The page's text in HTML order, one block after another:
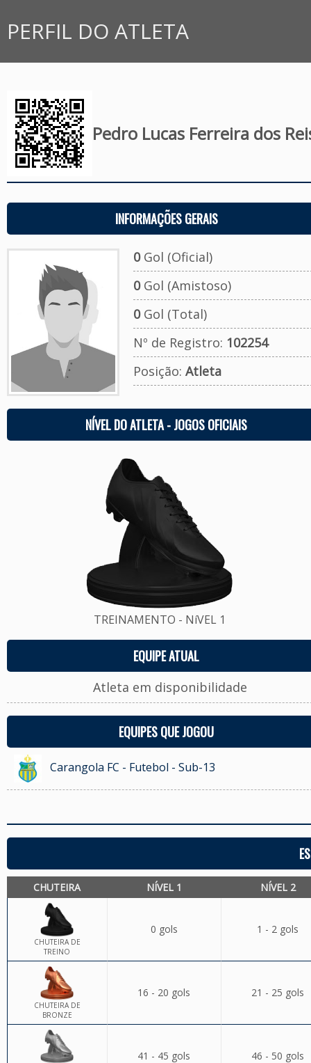
PERFIL DO ATLETA
Pedro Lucas Ferreira dos
INFORMAÇÕES GERAIS
0Gol (Oficial)
0Gol (Amistoso)
0Gol (Total)
Nº de Registro: 102254
Posição: Atleta
NÍVEL DO ATLETA - JOGOS OFICIAIS
TREINAMENTO - NíVEL 1
EQUIPE ATUAL
Atleta em disponibilidade
EQUIPES QUE JOGOU
Carangola FC - Futebol - Sub-13
CHUTEIRA NÍVEL 1 NÍVEL 2
CHUTEIRA DE
TREINO
0 gols 1 - 2 gols
CHUTEIRA DE
BRONZE
16 - 20 gols 21 - 25 gols
41 - 45 gols 46 - 50 gols